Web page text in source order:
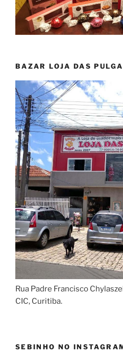
BAZAR LOJA DAS
Rua Padre Francisco
CIC, Curitiba.
SEBINHO NO